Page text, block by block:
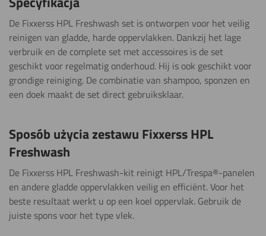
De Fixxerss HPL Freshwash set is ontworpen voor het veilig
reinigen van gladde, harde oppervlakken. Dankzij het lage
verbruik en de complete set met accessoires is de set
geschikt voor regelmatig onderhoud. Hij is ook geschikt voor
grondige reiniging. De combinatie van shampoo, sponzen en
een doek maakt de set direct gebruiksklaar.
Sposób użycia zestawu Fixxerss HPL
Freshwash
De Fixxerss HPL Freshwash-kit reinigt HPL/Trespa®-panelen
en andere gladde oppervlakken veilig en efficiënt. Voor het
beste resultaat werkt u op een koel oppervlak. Gebruik de
juiste spons voor het type vlek.